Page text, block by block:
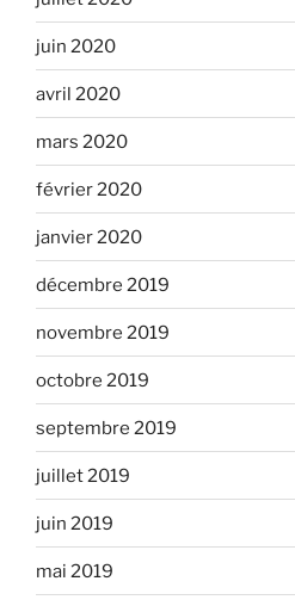
juin 2020
avril 2020
mars 2020
février 2020
janvier 2020
décembre 2019
novembre 2019
octobre 2019
septembre 2019
juillet 2019
juin 2019
mai 2019